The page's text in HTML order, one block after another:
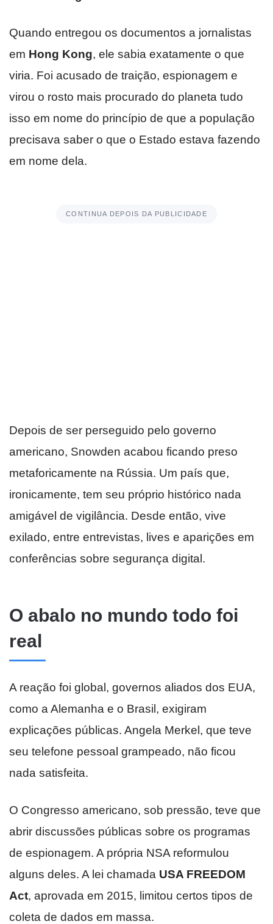
Quando entregou os documentos a jornalistas
em Hong Kong, ele sabia exatamente o que
viria. Foi acusado de traição, espionagem e
virou o rosto mais procurado do planeta tudo
isso em nome do princípio de que a população
precisava saber o que o Estado estava fazendo
em nome dela.
CONTINUA DEPOIS DA PUBLICIDADE
Depois de ser perseguido pelo governo
americano, Snowden acabou ficando preso
metaforicamente na Rússia. Um país que,
ironicamente, tem seu próprio histórico nada
amigável de vigilância. Desde então, vive
exilado, entre entrevistas, lives e aparições em
conferências sobre segurança digital.
O abalo no mundo todo foi
real
A reação foi global, governos aliados dos EUA,
como a Alemanha e o Brasil, exigiram
explicações públicas. Angela Merkel, que teve
seu telefone pessoal grampeado, não ficou
nada satisfeita.
O Congresso americano, sob pressão, teve que
abrir discussões públicas sobre os programas
de espionagem. A própria NSA reformulou
alguns deles. A lei chamada USA FREEDOM
Act, aprovada em 2015, limitou certos tipos de
coleta de dados em massa.